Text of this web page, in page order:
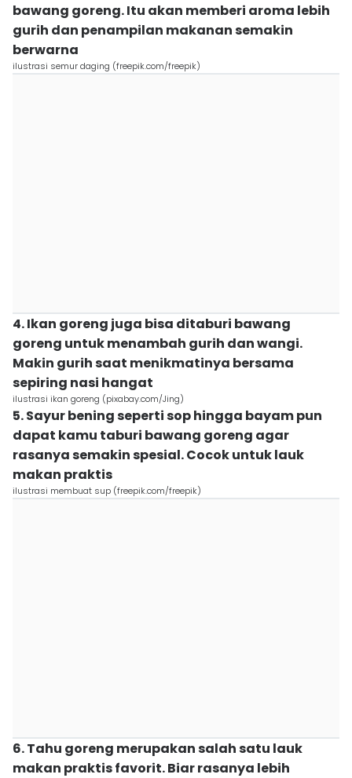
bawang goreng. Itu akan memberi aroma lebih
gurih dan penampilan makanan semakin
berwarna
ilustrasi semur daging (freepik.com/freepik)
4. Ikan goreng juga bisa ditaburi bawang
goreng untuk menambah gurih dan wangi.
Makin gurih saat menikmatinya bersama
sepiring nasi hangat
ilustrasi ikan goreng (pixabay.com/Jing)
5. Sayur bening seperti sop hingga bayam pun
dapat kamu taburi bawang goreng agar
rasanya semakin spesial. Cocok untuk lauk
makan praktis
ilustrasi membuat sup (freepik.com/freepik)
6. Tahu goreng merupakan salah satu lauk
makan praktis favorit. Biar rasanya lebih